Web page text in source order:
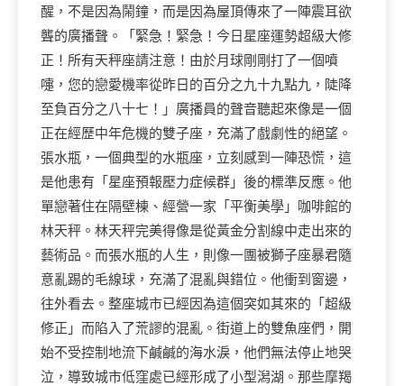
醒，不是因為鬧鐘，而是因為屋頂傳來了一陣震耳欲
聾的廣播聲。「緊急！緊急！今日星座運勢超級大修
正！所有天秤座請注意！由於月球剛剛打了一個噴
嚏，您的戀愛機率從昨日的百分之九十九點九，陡降
至負百分之八十七！」廣播員的聲音聽起來像是一個
正在經歷中年危機的雙子座，充滿了戲劇性的絕望。
張水瓶，一個典型的水瓶座，立刻感到一陣恐慌，這
是他患有「星座預報壓力症候群」後的標準反應。他
單戀著住在隔壁棟、經營一家「平衡美學」咖啡館的
林天秤。林天秤完美得像是從黃金分割線中走出來的
藝術品。而張水瓶的人生，則像一團被獅子座暴君隨
意亂踢的毛線球，充滿了混亂與錯位。他衝到窗邊，
往外看去。整座城市已經因為這個突如其來的「超級
修正」而陷入了荒謬的混亂。街道上的雙魚座們，開
始不受控制地流下鹹鹹的海水淚，他們無法停止地哭
泣，導致城市低窪處已經形成了小型潟湖。那些摩羯